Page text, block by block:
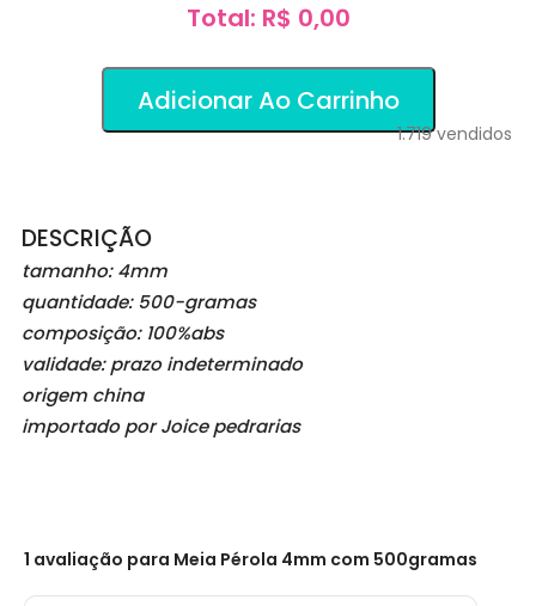
Total: R$ 0,00
Adicionar Ao Carrinho
1.719vendidos
DESCRIÇÃO
tamanho: 4mm
quantidade: 500-gramas
composição: 100%abs
validade: prazo indeterminado
origem china
importado por Joice pedrarias
1 avaliação para Meia Pérola 4mm com 500gramas